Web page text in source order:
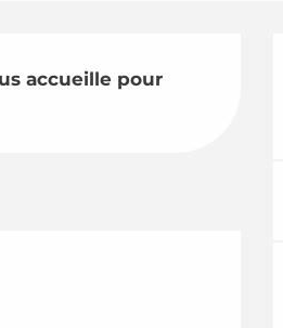
accueille pour